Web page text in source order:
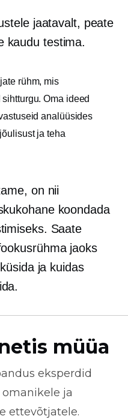
jaatavalt, peate
kaudu testima.
rühm, mis
Oma ideed
analüüsides
ja teha
on nii
koondada
Saate
jaoks
ja kuidas
müüa
eksperdid
ja
ettevõtjatele.